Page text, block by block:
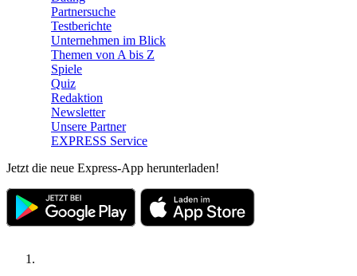
Partnersuche
Testberichte
Unternehmen im Blick
Themen von A bis Z
Spiele
Quiz
Redaktion
Newsletter
Unsere Partner
EXPRESS Service
Jetzt die neue Express-App herunterladen!